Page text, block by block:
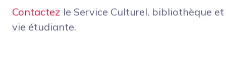
Contactez le Service Culturel, bibliothèque et
vie étudiante.